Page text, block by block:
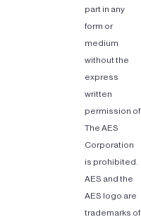
part in any
form or
medium
without the
express
written
permission of
The AES
Corporation
is prohibited.
AES and the
AES logo are
trademarks of